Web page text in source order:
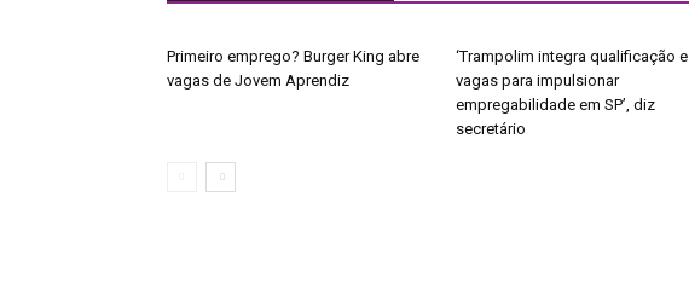
Primeiro emprego? Burger King abre
vagas de Jovem Aprendiz
‘Trampolim integra qualificação e
vagas para impulsionar
empregabilidade em SP’, diz
secretário